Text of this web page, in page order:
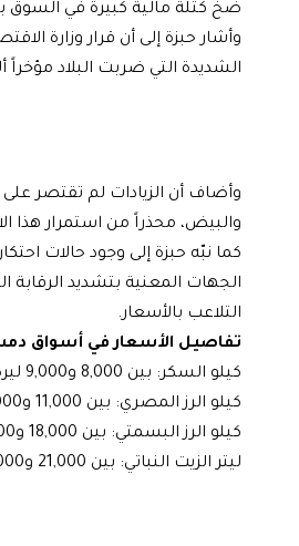
ضخ كتلة مالية كبيرة في السوق
وأشار حبزة إلى أن قرار وزارة
الشديدة التي ضربت البلاد
وأضاف أن الزيادات لم تقتصر
والبيض، محذراً من استمرار
كما نبّه حبزة إلى وجود حالات
الجهات المعنية بتشديد
التلاعب بالأسعار.
تفاصيل الأسعار في أسواق
كيلو السكر: بين 8,000 و9,000 ليرة سورية
كيلو الرز المصري: بين 11,000 و12,000 ليرة
كيلو الرز البسمتي: بين 18,000 و19,000 ليرة
ليتر الزيت النباتي: بين 21,000 و22,000 ليرة